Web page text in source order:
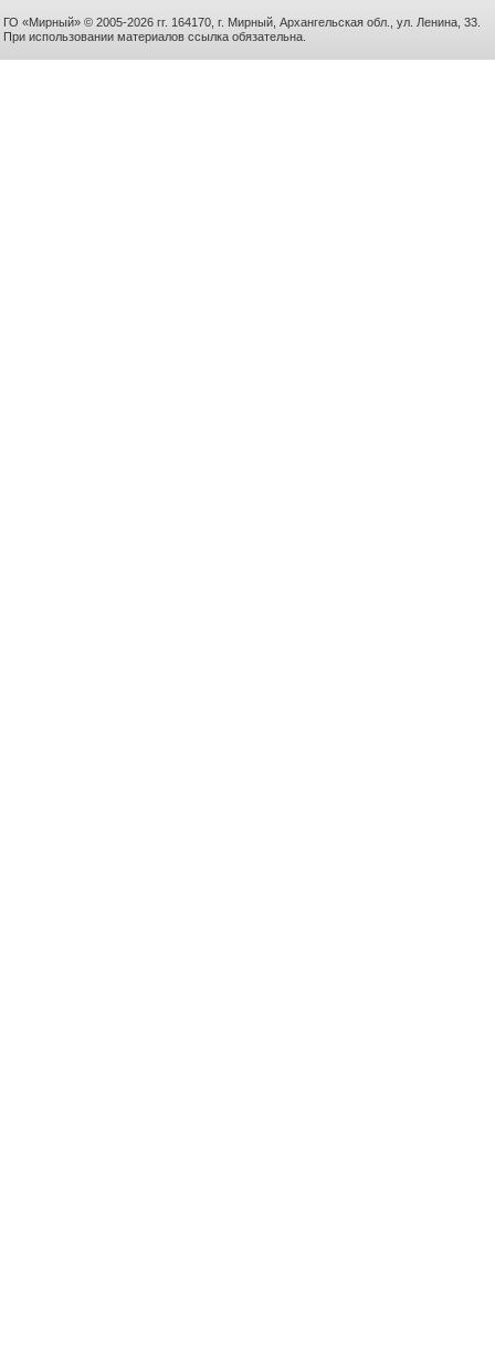
ГО «Мирный» © 2005-2026 гг. 164170, г. Мирный, Архангельская обл., ул. Ленина, 33.
При использовании материалов ссылка обязательна.